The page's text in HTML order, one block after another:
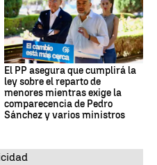
El PP asegura que cumplirá la
ley sobre el reparto de
menores mientras exige la
comparecencia de Pedro
Sánchez y varios ministros